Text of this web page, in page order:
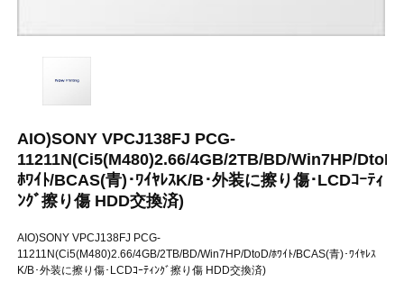
AIO)SONY VPCJ138FJ PCG-
11211N(Ci5(M480)2.66/4GB/2TB/BD/Win7HP/DtoD/
ﾎﾜｲﾄ/BCAS(青)･ﾜｲﾔﾚｽK/B･外装に擦り傷･LCDｺｰﾃｨ
ﾝｸﾞ擦り傷 HDD交換済)
AIO)SONY VPCJ138FJ PCG-
11211N(Ci5(M480)2.66/4GB/2TB/BD/Win7HP/DtoD/ﾎﾜｲﾄ/BCAS(青)･ﾜｲﾔﾚｽ
K/B･外装に擦り傷･LCDｺｰﾃｨﾝｸﾞ擦り傷 HDD交換済)